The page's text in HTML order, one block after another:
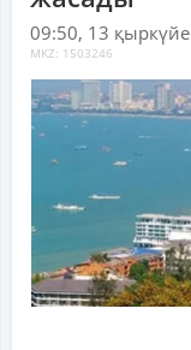
09:50, 13
MKZ: 1503246